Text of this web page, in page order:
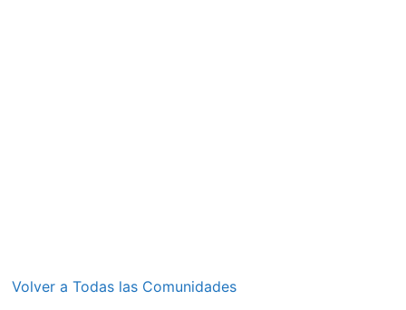
Volver a Todas las Comunidades